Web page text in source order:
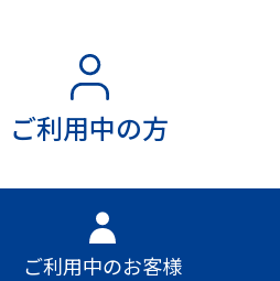
ご利用中の方
ご利用中のお客様